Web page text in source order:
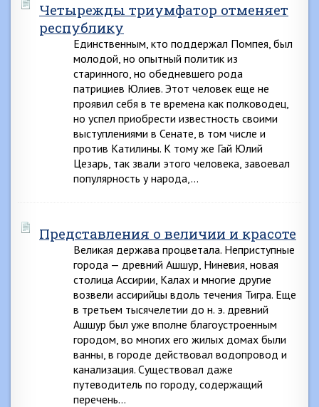
Четырежды триумфатор отменяет
республику
Единственным, кто поддержал Помпея, был
молодой, но опытный политик из
старинного, но обедневшего рода
патрициев Юлиев. Этот человек еще не
проявил себя в те времена как полководец,
но успел приобрести известность своими
выступлениями в Сенате, в том числе и
против Катилины. К тому же Гай Юлий
Цезарь, так звали этого человека, завоевал
популярность у народа,…
Представления о величии и красоте
Великая держава процветала. Неприступные
города — древний Ашшур, Ниневия, новая
столица Ассирии, Калах и многие другие
возвели ассирийцы вдоль течения Тигра. Еще
в третьем тысячелетии до н. э. древний
Ашшур был уже вполне благоустроенным
городом, во многих его жилых домах были
ванны, в городе действовал водопровод и
канализация. Существовал даже
путеводитель по городу, содержащий
перечень…